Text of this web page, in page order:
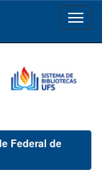
Federal de